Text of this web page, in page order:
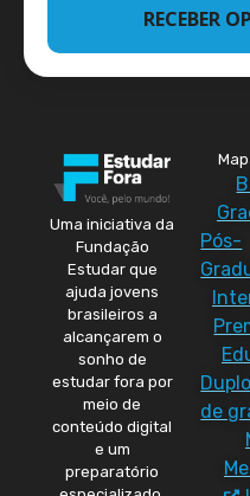
RECEBER
Uma iniciativa da
Fundação
Estudar que
ajuda jovens
brasileiros a
alcançarem o
sonho de
estudar fora por
meio de
conteúdo digital
e um
preparatório
Pós-
de